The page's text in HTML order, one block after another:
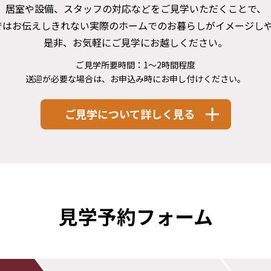
居室や設備、スタッフの対応などをご見学いただくことで、
お伝えしきれない実際のホームでのお暮らしがイメージし
是非、お気軽にご見学にお越しください。
ご見学所要時間：1～2時間程度
送迎が必要な場合は、お申込み時にお申し付けください。
ご見学について詳しく見る
見学予約フォーム